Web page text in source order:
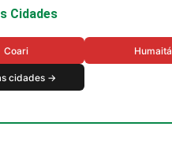
Cidades
Coari Humaitá
cidades →